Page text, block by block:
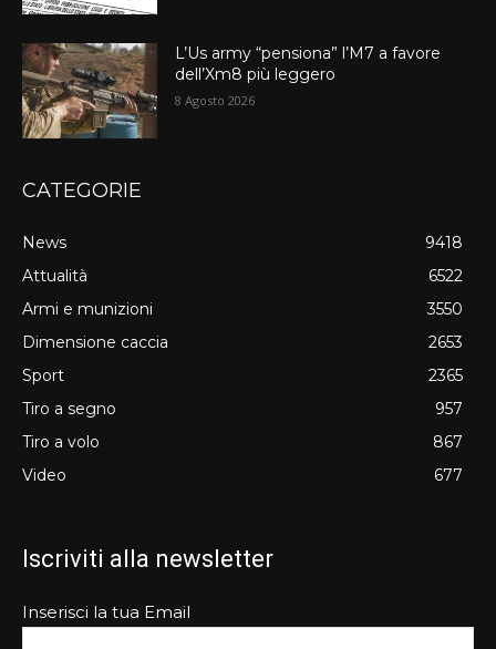
L’Us army “pensiona” l’M7 a favore
dell’Xm8 più leggero
8 Agosto 2026
CATEGORIE
News
9418
Attualità
6522
Armi e munizioni
3550
Dimensione caccia
2653
Sport
2365
Tiro a segno
957
Tiro a volo
867
Video
677
Iscriviti alla newsletter
Inserisci la tua Email